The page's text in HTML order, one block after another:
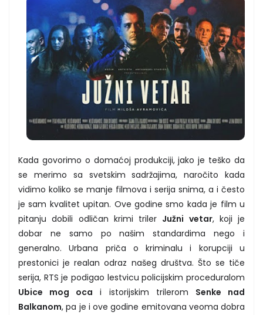
Kada govorimo o domaćoj produkciji, jako je teško da
se merimo sa svetskim sadržajima, naročito kada
vidimo koliko se manje filmova i serija snima, a i često
je sam kvalitet upitan. Ove godine smo kada je film u
pitanju dobili odličan krimi triler Južni vetar, koji je
dobar ne samo po našim standardima nego i
generalno. Urbana priča o kriminalu i korupciji u
prestonici je realan odraz našeg društva. Što se tiče
serija, RTS je podigao lestvicu policijskim proceduralom
Ubice mog oca i istorijskim trilerom Senke nad
Balkanom, pa je i ove godine emitovana veoma dobra